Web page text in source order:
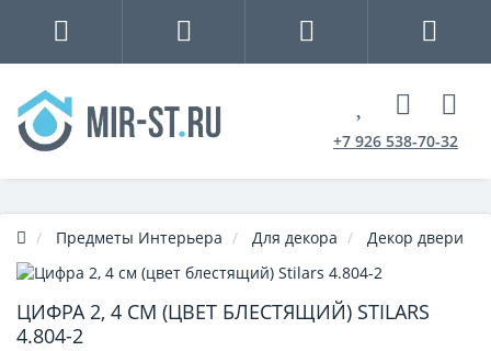
+7 926 538-70-32
Предметы Интерьера Для декора Декор двери
ЦИФРА 2, 4 СМ (ЦВЕТ БЛЕСТЯЩИЙ) STILARS
4.804-2